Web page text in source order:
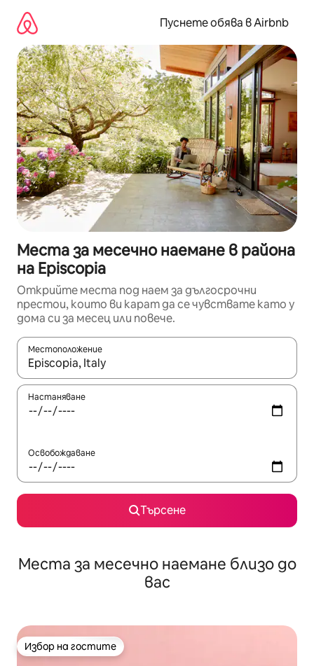
съдържанието
Пуснете обява в Airbnb
Места за месечно наемане в района
на Episcopia
Открийте места под наем за дългосрочни
престои, които ви карат да се чувствате като у
дома си за месец или повече.
Местоположение
Когато резултатите се покажат, използвайте
Настаняване
Освобождаване
Търсене
Места за месечно наемане близо до
вас
Избор на гостите
Избор на гостите